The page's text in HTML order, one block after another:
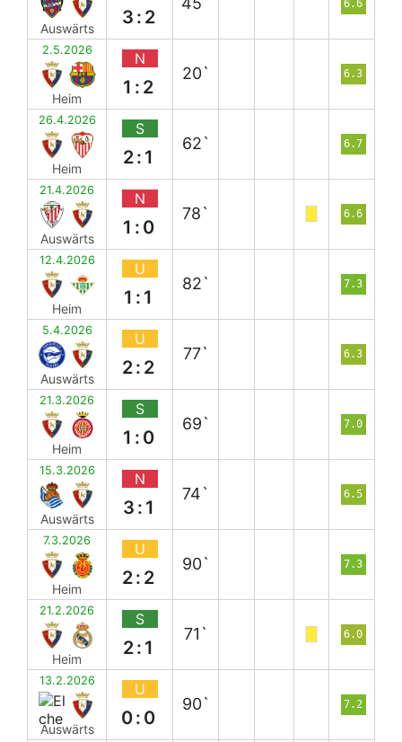
Auswärts
3:2
6.6
2.5.2026
Heim
N
1:2
20` 6.3
26.4.2026
Heim
S
2:1
62` 6.7
21.4.2026
Auswärts
N
1:0
78` 6.6
12.4.2026
Heim
U
1:1
82` 7.3
5.4.2026
Auswärts
U
2:2
77` 6.3
21.3.2026
Heim
S
1:0
69` 7.0
15.3.2026
Auswärts
N
3:1
74` 6.5
7.3.2026
Heim
U
2:2
90` 7.3
21.2.2026
Heim
S
2:1
71` 6.0
13.2.2026
Auswärts
U
0:0
90` 7.2